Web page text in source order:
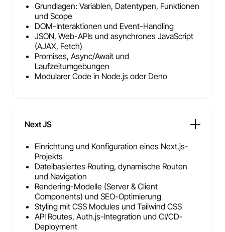
Grundlagen: Variablen, Datentypen, Funktionen
und Scope
DOM-Interaktionen und Event-Handling
JSON, Web-APIs und asynchrones JavaScript
(AJAX, Fetch)
Promises, Async/Await und
Laufzeitumgebungen
Modularer Code in Node.js oder Deno
Next JS
Einrichtung und Konfiguration eines Next.js-
Projekts
Dateibasiertes Routing, dynamische Routen
und Navigation
Rendering-Modelle (Server & Client
Components) und SEO-Optimierung
Styling mit CSS Modules und Tailwind CSS
API Routes, Auth.js-Integration und CI/CD-
Deployment